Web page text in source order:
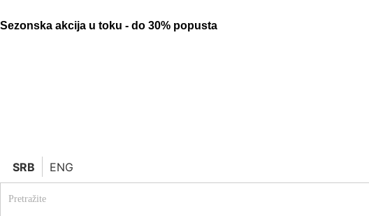
Sezonska akcija u toku - do 30% popusta
SRB ENG